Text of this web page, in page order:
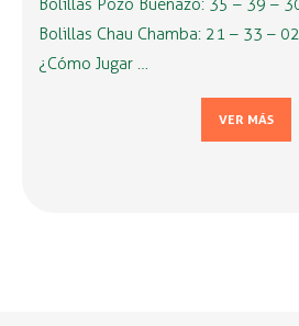
Bolillas Pozo Buenazo: 35 – 39 –
Bolillas Chau Chamba: 21 – 33 –
¿Cómo Jugar …
VER MÁS